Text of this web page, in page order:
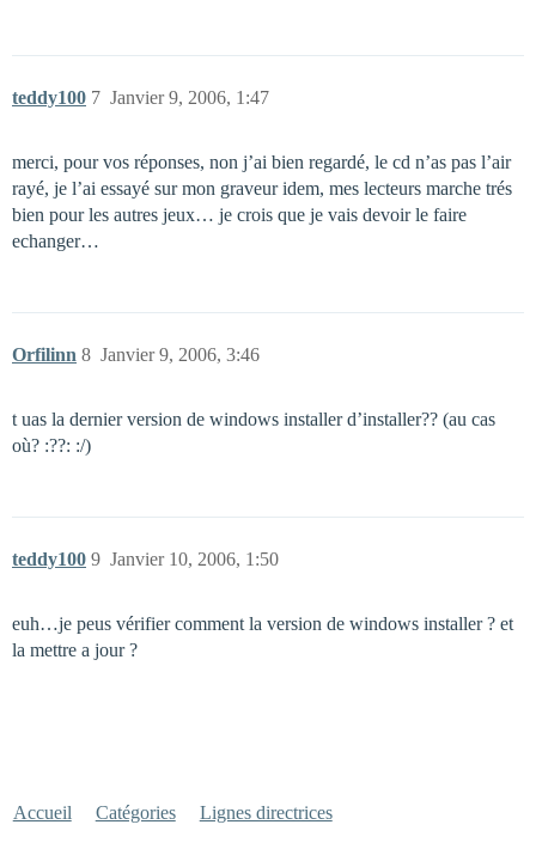
teddy100 Janvier 9, 2006, 1:47
7
merci, pour vos réponses, non j’ai bien regardé, le cd n’as pas l’air
rayé, je l’ai essayé sur mon graveur idem, mes lecteurs marche trés
bien pour les autres jeux… je crois que je vais devoir le faire
echanger…
Orfilinn Janvier 9, 2006, 3:46
8
t uas la dernier version de windows installer d’installer?? (au cas
où? :??: :/)
teddy100 Janvier 10, 2006, 1:50
9
euh…je peus vérifier comment la version de windows installer ? et
la mettre a jour ?
Accueil Catégories Lignes directrices